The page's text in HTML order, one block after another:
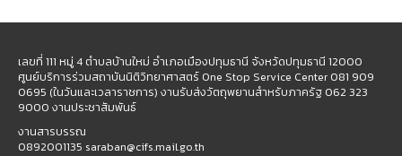
เลขที่ 111 หมู่ 4 ตำบลบ้านใหม่ อำเภอเมืองปทุมธานี จังหวัดปทุมธานี 12000
ศูนย์บริการร่วมสถาบันนิติวิทยาศาสตร์ One Stop Service Center 081 909
0695 (ในวันและเวลาราชการ) งานรับส่งวัตถุพยานสำหรับภาครัฐ 062 323
9000 งานประชาสัมพันธ์
งานสารบรรณ
0892001135 saraban@cifs.mail.go.th